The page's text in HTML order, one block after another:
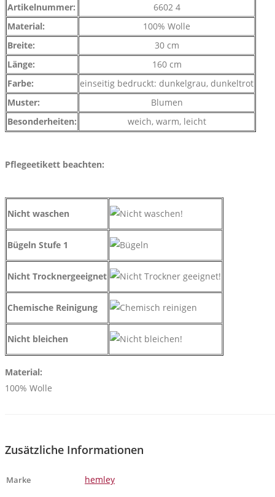
Artikelnummer:
6602 4
Material:
100% Wolle
Breite:
30 cm
Länge:
160 cm
Farbe:
einseitig bedruckt: dunkelgrau, dunkeltrot
Muster:
Blumen
Besonderheiten:
weich, warm, leicht
Pflegeetikett beachten:
Nicht waschen
Bügeln Stufe 1
Nicht Trocknergeeignet
Chemische Reinigung
Nicht bleichen
Material:
100% Wolle
Zusätzliche Informationen
Marke hemley